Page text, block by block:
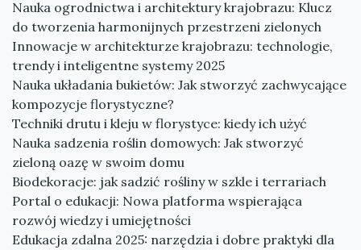
Nauka ogrodnictwa i architektury krajobrazu: Klucz
do tworzenia harmonijnych przestrzeni zielonych
Innowacje w architekturze krajobrazu: technologie,
trendy i inteligentne systemy 2025
Nauka układania bukietów: Jak stworzyć zachwycające
kompozycje florystyczne?
Techniki drutu i kleju w florystyce: kiedy ich użyć
Nauka sadzenia roślin domowych: Jak stworzyć
zieloną oazę w swoim domu
Biodekoracje: jak sadzić rośliny w szkle i terrariach
Portal o edukacji: Nowa platforma wspierająca
rozwój wiedzy i umiejętności
Edukacja zdalna 2025: narzędzia i dobre praktyki dla